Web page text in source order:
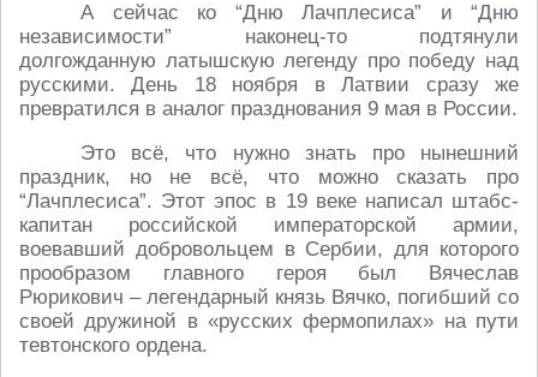
А сейчас ко “Дню Лачплесиса” и “Дню
независимости” наконец-то подтянули
долгожданную латышскую легенду про победу над
русскими. День 18 ноября в Латвии сразу же
превратился в аналог празднования 9 мая в России.
Это всё, что нужно знать про нынешний
праздник, но не всё, что можно сказать про
“Лачплесиса”. Этот эпос в 19 веке написал штабс-
капитан российской императорской армии,
воевавший добровольцем в Сербии, для которого
прообразом главного героя был Вячеслав
Рюрикович – легендарный князь Вячко, погибший со
своей дружиной в «русских фермопилах» на пути
тевтонского ордена.